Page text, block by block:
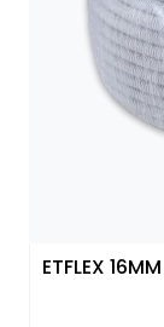
ETFLEX